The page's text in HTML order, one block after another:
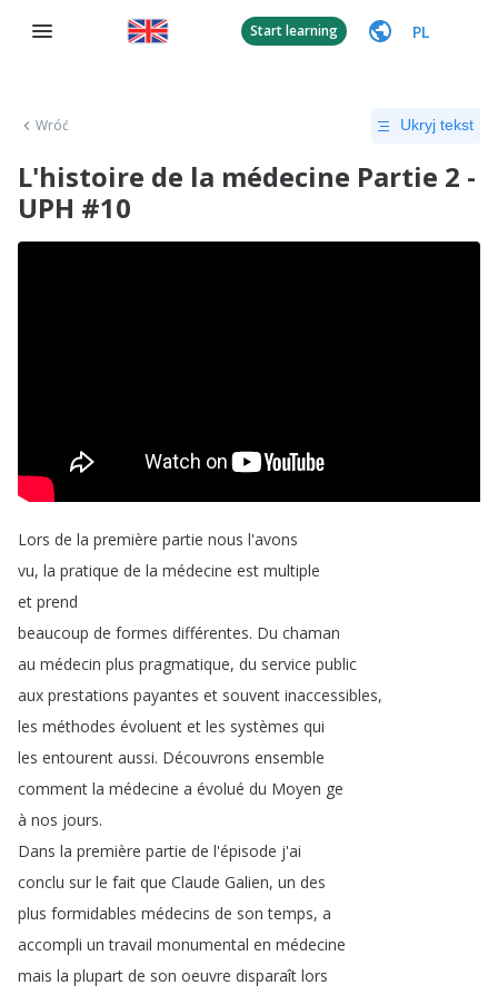
Start learning PL
Wróć Ukryj tekst
L'histoire de la médecine Partie 2 -
UPH #10
Lors de la première partie nous l'avons
vu, la pratique de la médecine est multiple
et prend
beaucoup de formes différentes. Du chaman
au médecin plus pragmatique, du service public
aux prestations payantes et souvent inaccessibles,
les méthodes évoluent et les systèmes qui
les entourent aussi. Découvrons ensemble
comment la médecine a évolué du Moyen ge
à nos jours.
Dans la première partie de l'épisode j'ai
conclu sur le fait que Claude Galien, un des
plus formidables médecins de son temps, a
accompli un travail monumental en médecine
mais la plupart de son oeuvre disparaît lors